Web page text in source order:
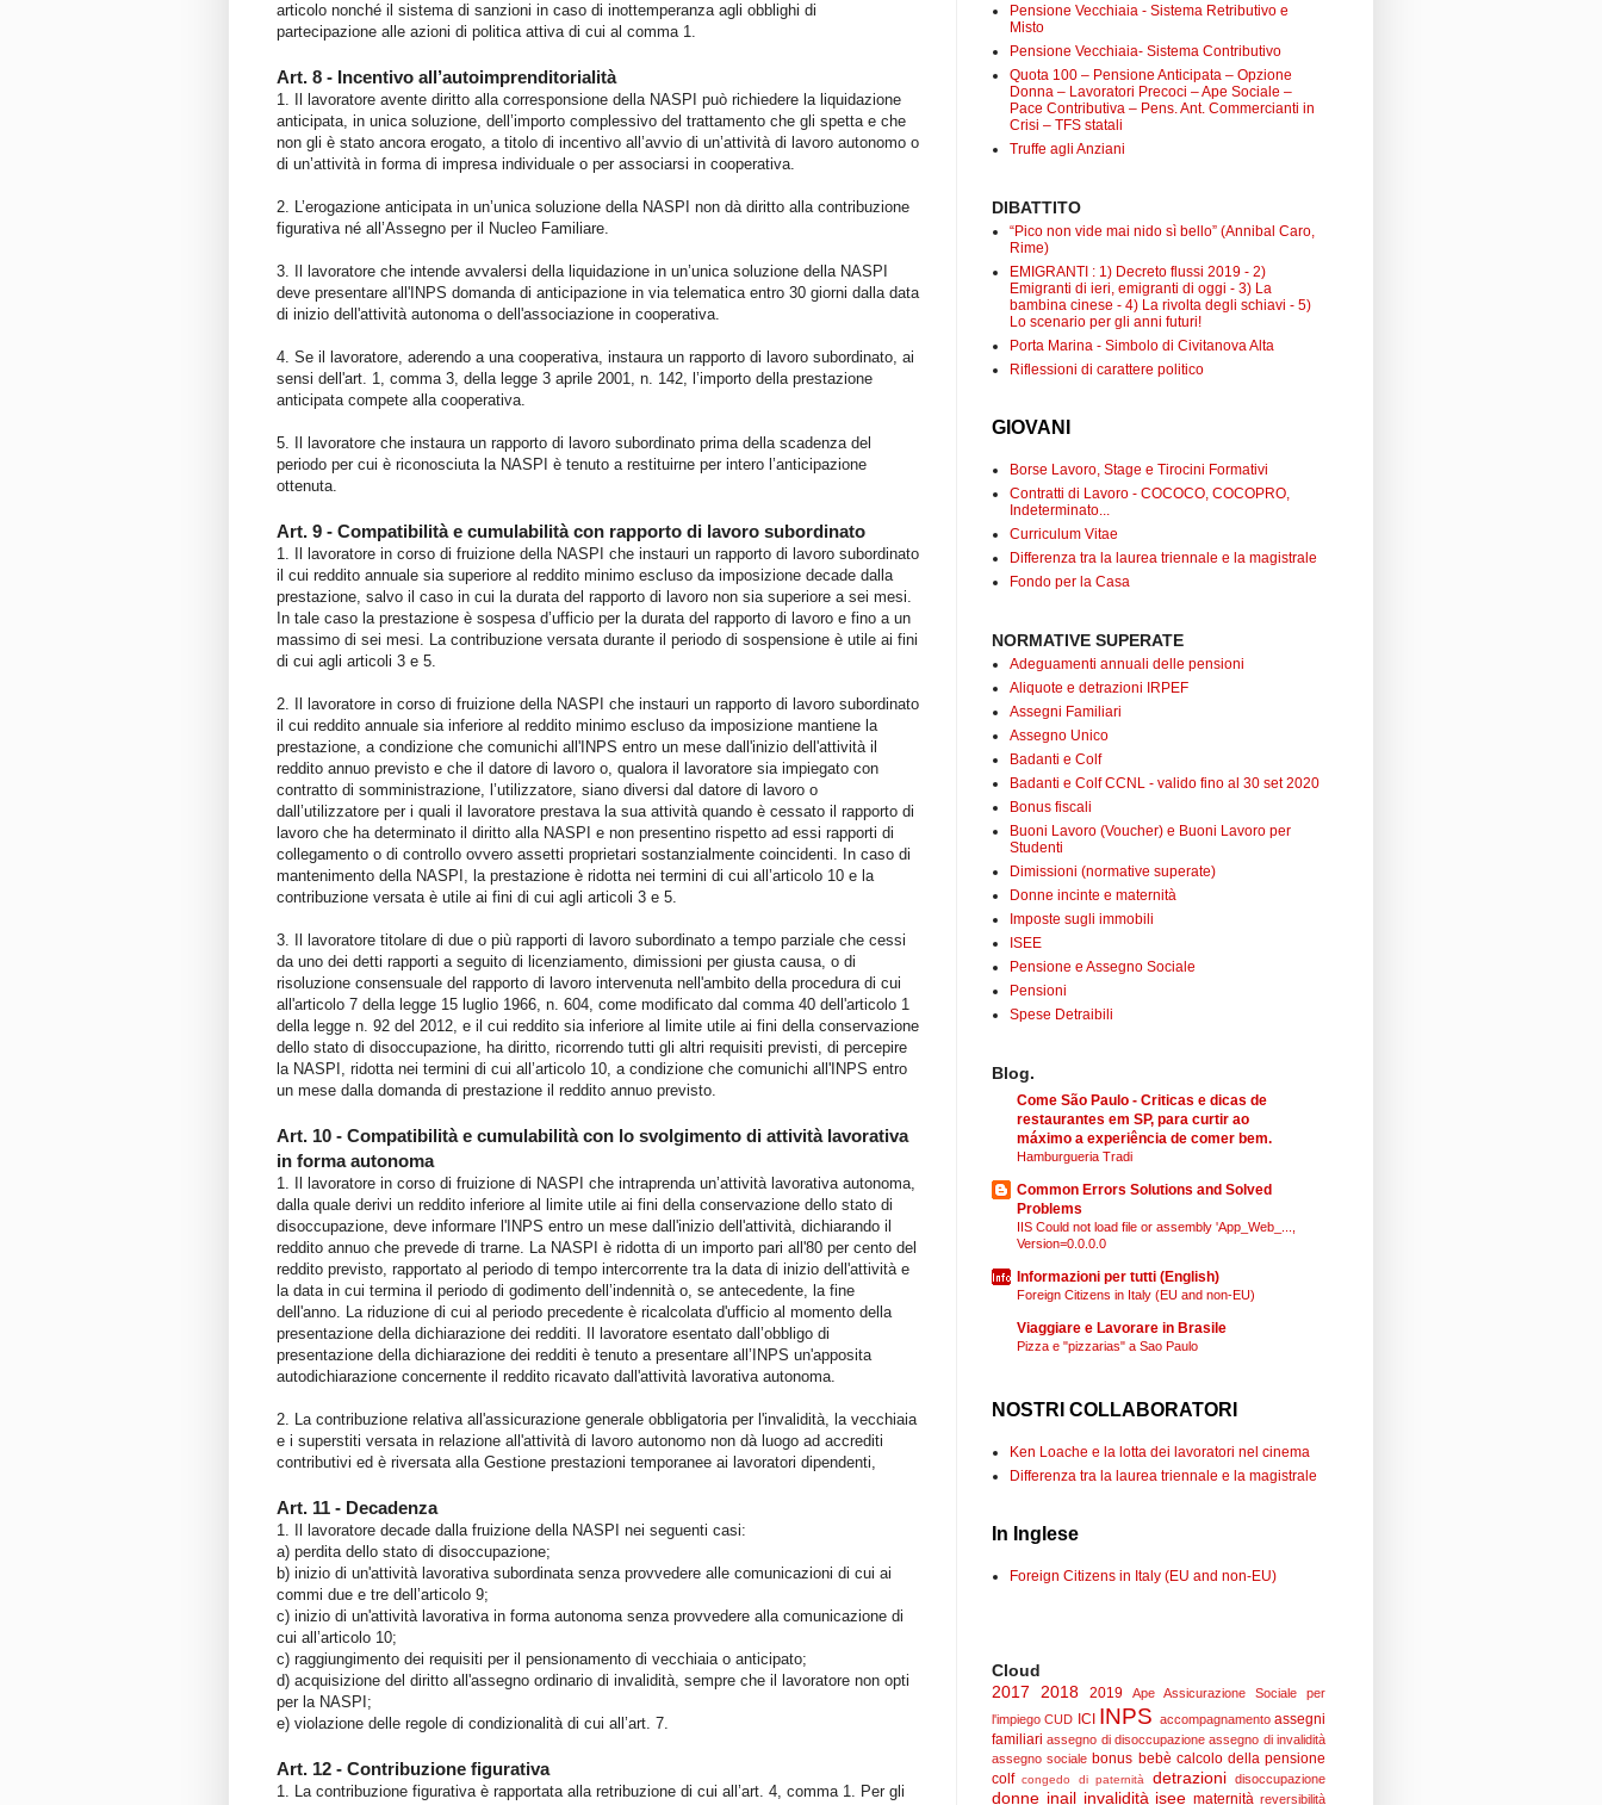
articolo nonché il sistema di sanzioni in caso di inottemperanza agli obblighi di
partecipazione alle azioni di politica attiva di cui al comma 1.
Art. 8 - Incentivo all’autoimprenditorialità
1. Il lavoratore avente diritto alla corresponsione della NASPI può richiedere la liquidazione
anticipata, in unica soluzione, dell’importo complessivo del trattamento che gli spetta e che
non gli è stato ancora erogato, a titolo di incentivo all’avvio di un’attività di lavoro autonomo o
di un’attività in forma di impresa individuale o per associarsi in cooperativa.
2. L’erogazione anticipata in un’unica soluzione della NASPI non dà diritto alla contribuzione
figurativa né all’Assegno per il Nucleo Familiare.
3. Il lavoratore che intende avvalersi della liquidazione in un’unica soluzione della NASPI
deve presentare all'INPS domanda di anticipazione in via telematica entro 30 giorni dalla data
di inizio dell'attività autonoma o dell'associazione in cooperativa.
4. Se il lavoratore, aderendo a una cooperativa, instaura un rapporto di lavoro subordinato, ai
sensi dell'art. 1, comma 3, della legge 3 aprile 2001, n. 142, l’importo della prestazione
anticipata compete alla cooperativa.
5. Il lavoratore che instaura un rapporto di lavoro subordinato prima della scadenza del
periodo per cui è riconosciuta la NASPI è tenuto a restituirne per intero l’anticipazione
ottenuta.
Art. 9 - Compatibilità e cumulabilità con rapporto di lavoro subordinato
1. Il lavoratore in corso di fruizione della NASPI che instauri un rapporto di lavoro subordinato
il cui reddito annuale sia superiore al reddito minimo escluso da imposizione decade dalla
prestazione, salvo il caso in cui la durata del rapporto di lavoro non sia superiore a sei mesi.
In tale caso la prestazione è sospesa d’ufficio per la durata del rapporto di lavoro e fino a un
massimo di sei mesi. La contribuzione versata durante il periodo di sospensione è utile ai fini
di cui agli articoli 3 e 5.
2. Il lavoratore in corso di fruizione della NASPI che instauri un rapporto di lavoro subordinato
il cui reddito annuale sia inferiore al reddito minimo escluso da imposizione mantiene la
prestazione, a condizione che comunichi all'INPS entro un mese dall'inizio dell'attività il
reddito annuo previsto e che il datore di lavoro o, qualora il lavoratore sia impiegato con
contratto di somministrazione, l’utilizzatore, siano diversi dal datore di lavoro o
dall’utilizzatore per i quali il lavoratore prestava la sua attività quando è cessato il rapporto di
lavoro che ha determinato il diritto alla NASPI e non presentino rispetto ad essi rapporti di
collegamento o di controllo ovvero assetti proprietari sostanzialmente coincidenti. In caso di
mantenimento della NASPI, la prestazione è ridotta nei termini di cui all’articolo 10 e la
contribuzione versata è utile ai fini di cui agli articoli 3 e 5.
3. Il lavoratore titolare di due o più rapporti di lavoro subordinato a tempo parziale che cessi
da uno dei detti rapporti a seguito di licenziamento, dimissioni per giusta causa, o di
risoluzione consensuale del rapporto di lavoro intervenuta nell'ambito della procedura di cui
all'articolo 7 della legge 15 luglio 1966, n. 604, come modificato dal comma 40 dell'articolo 1
della legge n. 92 del 2012, e il cui reddito sia inferiore al limite utile ai fini della conservazione
dello stato di disoccupazione, ha diritto, ricorrendo tutti gli altri requisiti previsti, di percepire
la NASPI, ridotta nei termini di cui all’articolo 10, a condizione che comunichi all'INPS entro
un mese dalla domanda di prestazione il reddito annuo previsto.
Art. 10 - Compatibilità e cumulabilità con lo svolgimento di attività lavorativa
in forma autonoma
1. Il lavoratore in corso di fruizione di NASPI che intraprenda un’attività lavorativa autonoma,
dalla quale derivi un reddito inferiore al limite utile ai fini della conservazione dello stato di
disoccupazione, deve informare l'INPS entro un mese dall'inizio dell'attività, dichiarando il
reddito annuo che prevede di trarne. La NASPI è ridotta di un importo pari all'80 per cento del
reddito previsto, rapportato al periodo di tempo intercorrente tra la data di inizio dell'attività e
la data in cui termina il periodo di godimento dell’indennità o, se antecedente, la fine
dell'anno. La riduzione di cui al periodo precedente è ricalcolata d'ufficio al momento della
presentazione della dichiarazione dei redditi. Il lavoratore esentato dall’obbligo di
presentazione della dichiarazione dei redditi è tenuto a presentare all’INPS un'apposita
autodichiarazione concernente il reddito ricavato dall'attività lavorativa autonoma.
2. La contribuzione relativa all'assicurazione generale obbligatoria per l'invalidità, la vecchiaia
e i superstiti versata in relazione all'attività di lavoro autonomo non dà luogo ad accrediti
contributivi ed è riversata alla Gestione prestazioni temporanee ai lavoratori dipendenti,
Art. 11 - Decadenza
1. Il lavoratore decade dalla fruizione della NASPI nei seguenti casi:
a) perdita dello stato di disoccupazione;
b) inizio di un'attività lavorativa subordinata senza provvedere alle comunicazioni di cui ai
commi due e tre dell’articolo 9;
c) inizio di un'attività lavorativa in forma autonoma senza provvedere alla comunicazione di
cui all’articolo 10;
c) raggiungimento dei requisiti per il pensionamento di vecchiaia o anticipato;
d) acquisizione del diritto all'assegno ordinario di invalidità, sempre che il lavoratore non opti
per la NASPI;
e) violazione delle regole di condizionalità di cui all’art. 7.
Art. 12 - Contribuzione figurativa
1. La contribuzione figurativa è rapportata alla retribuzione di cui all’art. 4, comma 1. Per gli
Pensione Vecchiaia - Sistema Retributivo e
Misto
Pensione Vecchiaia- Sistema Contributivo
Quota 100 – Pensione Anticipata – Opzione
Donna – Lavoratori Precoci – Ape Sociale –
Pace Contributiva – Pens. Ant. Commercianti in
Crisi – TFS statali
Truffe agli Anziani
DIBATTITO
“Pico non vide mai nido sì bello” (Annibal Caro,
Rime)
EMIGRANTI : 1) Decreto flussi 2019 - 2)
Emigranti di ieri, emigranti di oggi - 3) La
bambina cinese - 4) La rivolta degli schiavi - 5)
Lo scenario per gli anni futuri!
Porta Marina - Simbolo di Civitanova Alta
Riflessioni di carattere politico
GIOVANI
Borse Lavoro, Stage e Tirocini Formativi
Contratti di Lavoro - COCOCO, COCOPRO,
Indeterminato...
Curriculum Vitae
Differenza tra la laurea triennale e la magistrale
Fondo per la Casa
NORMATIVE SUPERATE
Adeguamenti annuali delle pensioni
Aliquote e detrazioni IRPEF
Assegni Familiari
Assegno Unico
Badanti e Colf
Badanti e Colf CCNL - valido fino al 30 set 2020
Bonus fiscali
Buoni Lavoro (Voucher) e Buoni Lavoro per
Studenti
Dimissioni (normative superate)
Donne incinte e maternità
Imposte sugli immobili
ISEE
Pensione e Assegno Sociale
Pensioni
Spese Detraibili
Blog.
Come São Paulo - Criticas e dicas de
restaurantes em SP, para curtir ao
máximo a experiência de comer bem.
Hamburgueria Tradi
Common Errors Solutions and Solved
Problems
IIS Could not load file or assembly 'App_Web_...,
Version=0.0.0.0
Informazioni per tutti (English)
Foreign Citizens in Italy (EU and non-EU)
Viaggiare e Lavorare in Brasile
Pizza e "pizzarias" a Sao Paulo
NOSTRI COLLABORATORI
Ken Loache e la lotta dei lavoratori nel cinema
Differenza tra la laurea triennale e la magistrale
In Inglese
Foreign Citizens in Italy (EU and non-EU)
Cloud
2017
2018 2019 Ape
Assicurazione Sociale per
l'impiego CUD ICI INPS accompagnamento assegni
familiari assegno di disoccupazione assegno di invalidità
assegno sociale bonus bebè calcolo della pensione
colf congedo di paternità detrazioni disoccupazione
donne inail invalidità isee maternità reversibilità